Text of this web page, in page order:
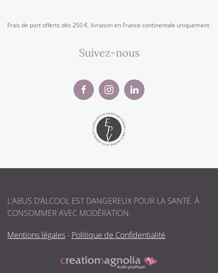
Frais de port offerts dès 250 €, livraison en France continentale uniquement.
Suivez-nous
L’ABUS D’ALCOOL EST DANGEREUX POUR LA SANTÉ. À
CONSOMMER AVEC MODÉRATION.
Mentions légales- Politique de Confidentialité